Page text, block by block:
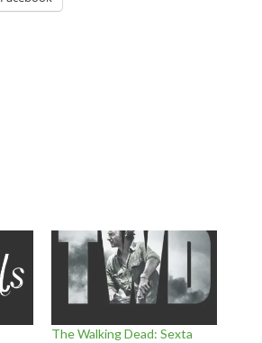
The Walking Dead: Sexta